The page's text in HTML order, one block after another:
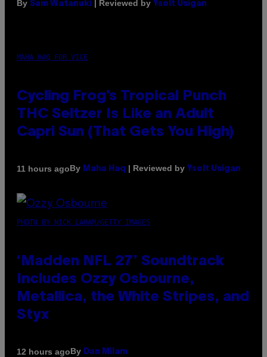
By Sam Watanuki | Reviewed by Ysolt Usigan
MAHA HAQ FOR VICE
Cycling Frog’s Tropical Punch
THC Seltzer Is Like an Adult
Capri Sun (That Gets You High)
11 hours agoBy Maha Haq | Reviewed by Ysolt Usigan
PHOTO BY NICK LAHAM/GETTY IMAGES
‘Madden NFL 27’ Soundtrack
Includes Ozzy Osbourne,
Metallica, the White Stripes, and
Styx
12 hours agoBy Dan Milam